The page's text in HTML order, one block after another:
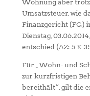
Wohnung aber
Umsatzsteuer, wie
Finanzgericht (FG)
Dienstag,
entschied (AZ: 5 K
Für „Wohn- und
zur kurzfristigen
bereithält“, gilt die